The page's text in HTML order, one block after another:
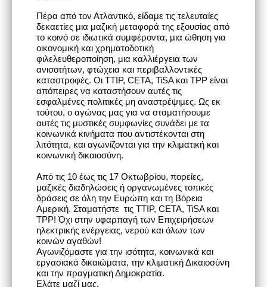
Πέρα από τον Ατλαντικό, είδαμε τις τελευταίες
δεκαετίες μια μαζική μεταφορά της εξουσίας από
το κοινό σε ιδιωτικά συμφέροντα, μια ώθηση για
οικονομική και χρηματοδοτική
φιλελευθεροποίηση, μια καλλιέργεια των
ανισοτήτων, φτώχεια και περιβαλλοντικές
καταστροφές. Οι TTIP, CETA, TiSA και TPP είναι
απόπειρες να καταστήσουν αυτές τις
εσφαλμένες πολιτικές μη αναστρέψιμες. Ως εκ
τούτου, ο αγώνας μας για να σταματήσουμε
αυτές τις μυστικές συμφωνίες συνάδει με τα
κοινωνικά κινήματα που αντιστέκονται στη
λιτότητα, και αγωνίζονται για την κλιματική και
κοινωνική δικαιοσύνη.
Από τις 10 έως τις 17 Οκτωβρίου, πορείες,
μαζικές διαδηλώσεις ή οργανωμένες τοπικές
δράσεις σε όλη την Ευρώπη και τη Βόρεια
Αμερική. Σταματήστε τις TTIP, CETA, TiSA και
TPP! Όχι στην υφαρπαγή των Επιχειρήσεων
ηλεκτρικής ενέργειας, νερού και όλων των
κοινών αγαθών!
Αγωνιζόμαστε για την ισότητα, κοινωνικά και
εργασιακά δικαιώματα, την κλιματική Δικαιοσύνη
και την πραγματική Δημοκρατία.
Ελάτε μαζί μας.